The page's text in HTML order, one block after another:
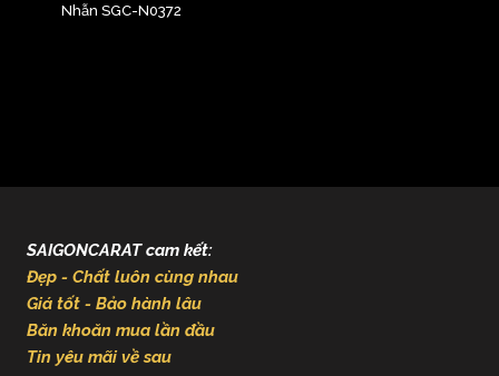
Nhẫn SGC-N0372
SAIGONCARAT cam kết:
Đẹp - Chất luôn cùng nhau
Giá tốt - Bảo hành lâu
Băn khoăn mua lần đầu
Tin yêu mãi về sau